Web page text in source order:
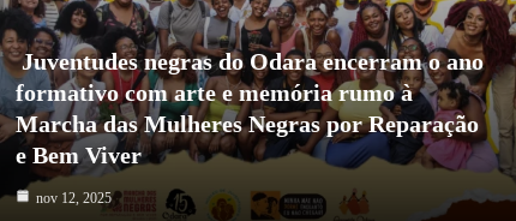
Juventudes negras do Odara encerram o ano
formativo com arte e memória rumo à
Marcha das Mulheres Negras por Reparação
e Bem Viver
nov 12, 2025